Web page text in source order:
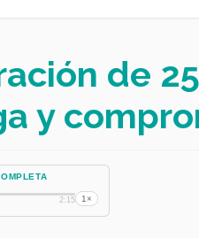
de
y
2:15 1×